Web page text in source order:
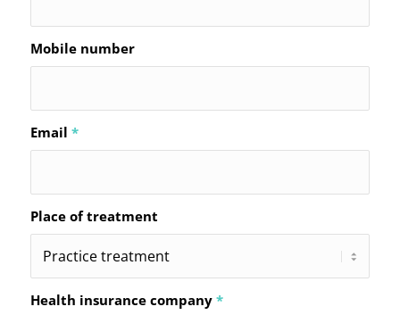
Mobile number
Email *
Place of treatment
Health insurance company *